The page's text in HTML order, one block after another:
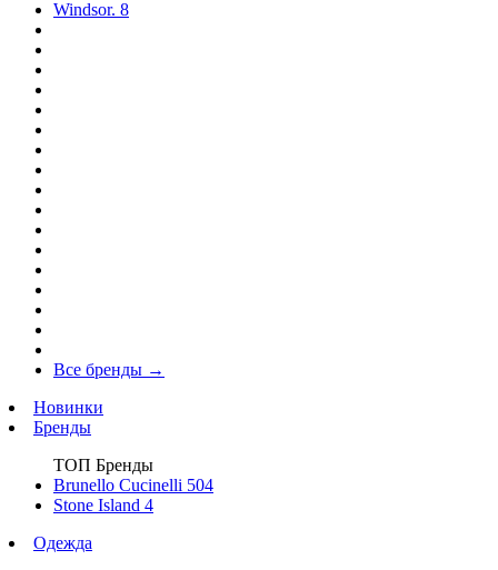
Windsor. 8
Все бренды →
Новинки
Бренды
ТОП Бренды
Brunello Cucinelli 504
Stone Island 4
Одежда